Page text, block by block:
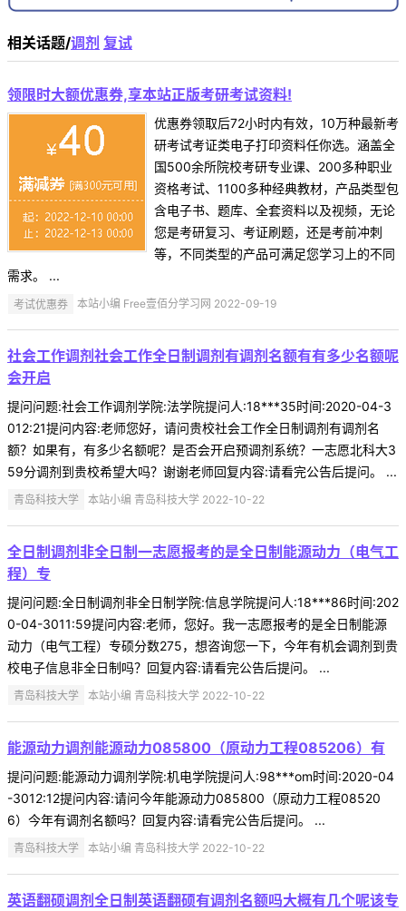
相关话题/调剂 复试
领限时大额优惠券,享本站正版考研考试资料!
优惠券领取后72小时内有效，10万种最新考
研考试考证类电子打印资料任你选。涵盖全
国500余所院校考研专业课、200多种职业
资格考试、1100多种经典教材，产品类型包
含电子书、题库、全套资料以及视频，无论
您是考研复习、考证刷题，还是考前冲刺
等，不同类型的产品可满足您学习上的不同
需求。 ...
考试优惠券 本站小编 Free壹佰分学习网 2022-09-19
社会工作调剂社会工作全日制调剂有调剂名额有有多少名额呢
会开启
提问问题:社会工作调剂学院:法学院提问人:18***35时间:2020-04-3
012:21提问内容:老师您好，请问贵校社会工作全日制调剂有调剂名
额？如果有，有多少名额呢？是否会开启预调剂系统？一志愿北科大3
59分调剂到贵校希望大吗？谢谢老师回复内容:请看完公告后提问。 ...
青岛科技大学 本站小编 青岛科技大学 2022-10-22
全日制调剂非全日制一志愿报考的是全日制能源动力（电气工
程）专
提问问题:全日制调剂非全日制学院:信息学院提问人:18***86时间:202
0-04-3011:59提问内容:老师，您好。我一志愿报考的是全日制能源
动力（电气工程）专硕分数275，想咨询您一下，今年有机会调剂到贵
校电子信息非全日制吗？回复内容:请看完公告后提问。 ...
青岛科技大学 本站小编 青岛科技大学 2022-10-22
能源动力调剂能源动力085800（原动力工程085206）有
提问问题:能源动力调剂学院:机电学院提问人:98***om时间:2020-04
-3012:12提问内容:请问今年能源动力085800（原动力工程08520
6）今年有调剂名额吗？回复内容:请看完公告后提问。 ...
青岛科技大学 本站小编 青岛科技大学 2022-10-22
英语翻硕调剂全日制英语翻硕有调剂名额吗大概有几个呢该专